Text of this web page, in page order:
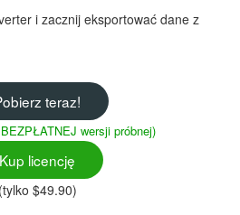
i zacznij eksportować dane z
teraz!
wersji próbnej)
Kup licencję
(tylko $49.90)